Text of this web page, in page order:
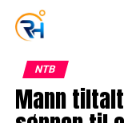
NTB
Mann